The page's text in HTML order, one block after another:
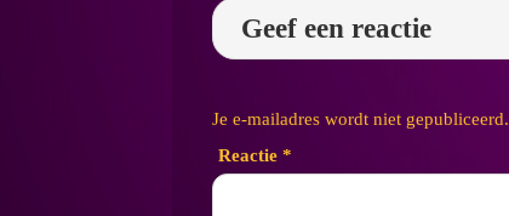
Geef een reactie
Je e-mailadres wordt niet gepubliceerd.
Reactie *